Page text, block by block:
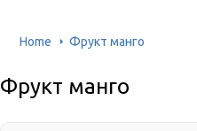
Home Фрукт манго
Фрукт манго